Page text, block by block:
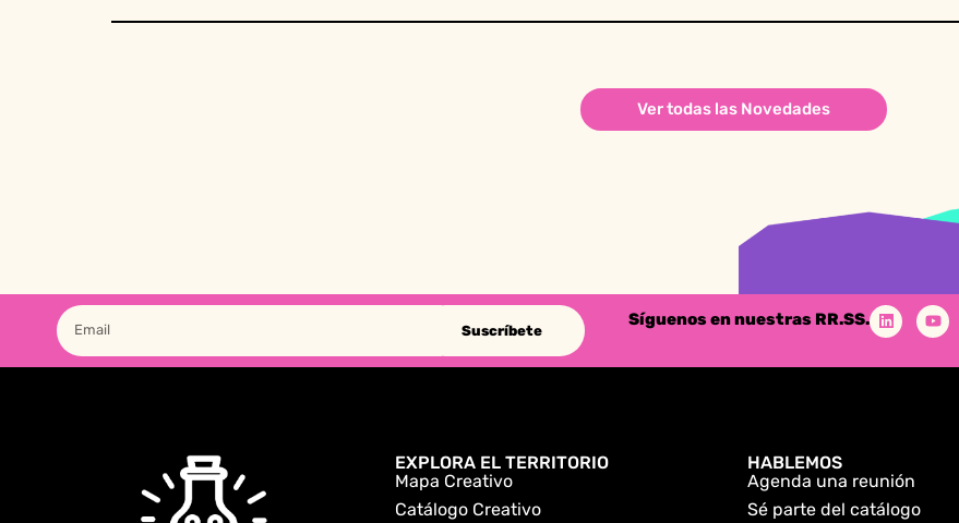
Ver todas las Novedades
Suscríbete
Síguenos en nuestras RR.SS.
EXPLORA EL TERRITORIO
Mapa Creativo
Catálogo Creativo
HABLEMOS
Agenda una reunión
Sé parte del catálogo